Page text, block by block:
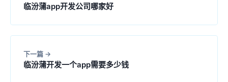
临汾蒲app开发公司哪家好
下一篇
临汾蒲开发一个app需要多少钱